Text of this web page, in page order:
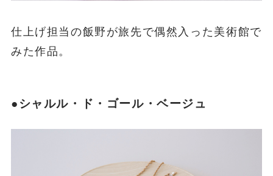
仕上げ担当の飯野が旅先で偶然入った美術館で
みた作品。
●シャルル・ド・ゴール・ベージュ